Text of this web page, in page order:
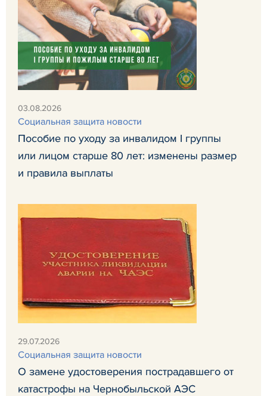
03.08.2026
Социальная защита новости
Пособие по уходу за инвалидом I группы
или лицом старше 80 лет: изменены размер
и правила выплаты
29.07.2026
Социальная защита новости
О замене удостоверения пострадавшего от
катастрофы на Чернобыльской АЭС